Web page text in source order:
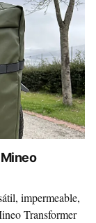
impermeable,
Transformer